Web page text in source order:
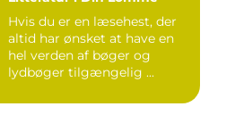
Hvis du er en læsehest, der
altid har ønsket at have en
hel verden af bøger og
lydbøger tilgængelig ...